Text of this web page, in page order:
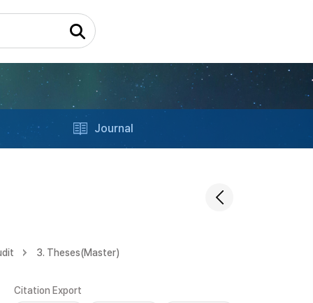
Journal
3. Theses(Master)
Citation Export